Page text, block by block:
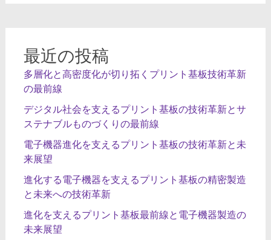
最近の投稿
多層化と高密度化が切り拓くプリント基板技術革新
の最前線
デジタル社会を支えるプリント基板の技術革新とサ
ステナブルものづくりの最前線
電子機器進化を支えるプリント基板の技術革新と未
来展望
進化する電子機器を支えるプリント基板の精密製造
と未来への技術革新
進化を支えるプリント基板最前線と電子機器製造の
未来展望